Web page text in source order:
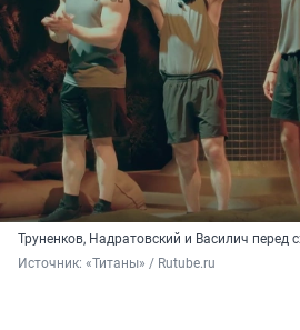
Труненков, Надратовский и Василич перед
Источник: «Титаны» / Rutube.ru